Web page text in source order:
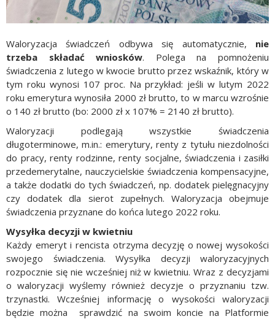
Waloryzacja świadczeń odbywa się automatycznie, nie
trzeba składać wniosków. Polega na pomnożeniu
świadczenia z lutego w kwocie brutto przez wskaźnik, który w
tym roku wynosi 107 proc. Na przykład: jeśli w lutym 2022
roku emerytura wynosiła 2000 zł brutto, to w marcu wzrośnie
o 140 zł brutto (bo: 2000 zł x 107% = 2140 zł brutto).
Waloryzacji podlegają wszystkie świadczenia
długoterminowe, m.in.: emerytury, renty z tytułu niezdolności
do pracy, renty rodzinne, renty socjalne, świadczenia i zasiłki
przedemerytalne, nauczycielskie świadczenia kompensacyjne,
a także dodatki do tych świadczeń, np. dodatek pielęgnacyjny
czy dodatek dla sierot zupełnych. Waloryzacja obejmuje
świadczenia przyznane do końca lutego 2022 roku.
Wysyłka decyzji w kwietniu
Każdy emeryt i rencista otrzyma decyzję o nowej wysokości
swojego świadczenia. Wysyłka decyzji waloryzacyjnych
rozpocznie się nie wcześniej niż w kwietniu. Wraz z decyzjami
o waloryzacji wyślemy również decyzje o przyznaniu tzw.
trzynastki. Wcześniej informację o wysokości waloryzacji
będzie można sprawdzić na swoim koncie na Platformie